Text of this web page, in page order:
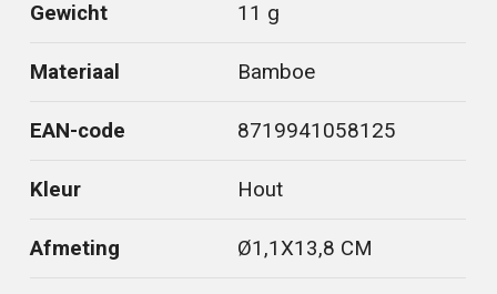
Gewicht 11 g
Materiaal Bamboe
EAN-code 8719941058125
Kleur Hout
Afmeting Ø1,1X13,8 CM